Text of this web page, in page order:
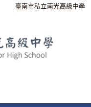
臺南市私立南光高級中學